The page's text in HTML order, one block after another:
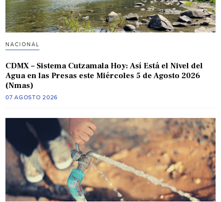
NACIONAL
CDMX – Sistema Cutzamala Hoy: Así Está el Nivel del
Agua en las Presas este Miércoles 5 de Agosto 2026
(Nmas)
07 AGOSTO 2026